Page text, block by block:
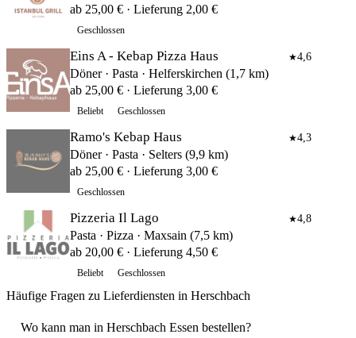
ab 25,00 € · Lieferung 2,00 €
Geschlossen
Eins A - Kebap Pizza Haus ★4,6
Döner · Pasta · Helferskirchen (1,7 km)
ab 25,00 € · Lieferung 3,00 €
Beliebt Geschlossen
Ramo's Kebap Haus ★4,3
Döner · Pasta · Selters (9,9 km)
ab 25,00 € · Lieferung 3,00 €
Geschlossen
Pizzeria Il Lago ★4,8
Pasta · Pizza · Maxsain (7,5 km)
ab 20,00 € · Lieferung 4,50 €
Beliebt Geschlossen
Häufige Fragen zu Lieferdiensten in Herschbach
Wo kann man in Herschbach Essen bestellen?